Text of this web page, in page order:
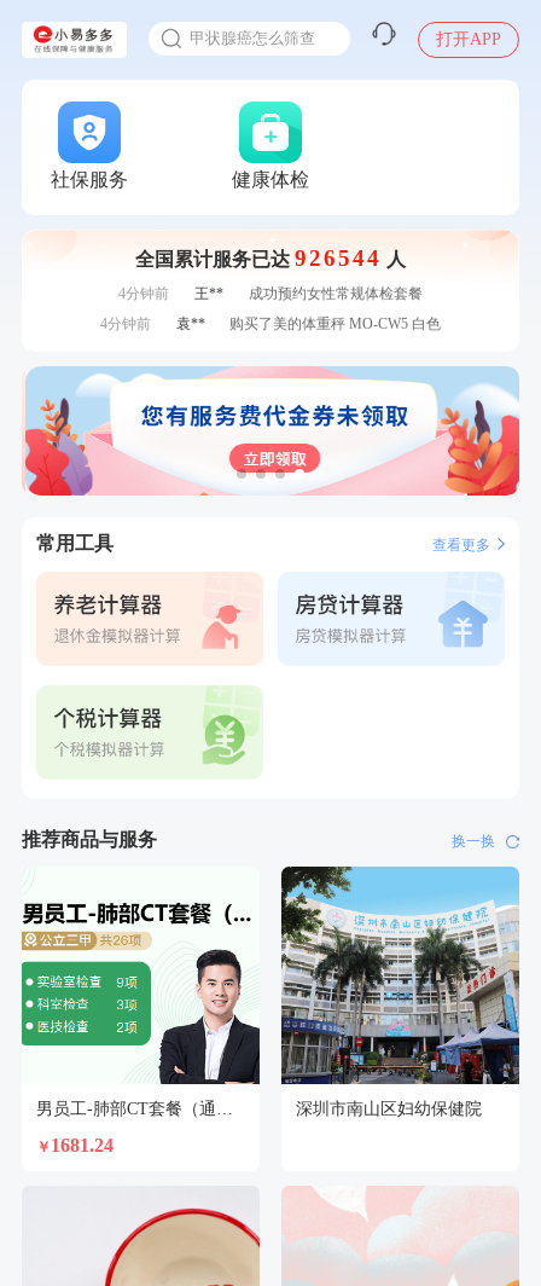
甲状腺癌怎么筛查
打开APP
社保服务 健康体检
全国累计服务已达 926544 人
刚刚
毛**
购买了汤臣倍健多维男士多种维生素矿物质片1.5g*60片*2瓶
成功预约了男性健康套餐
成功预约了男性健康套餐
成功预约了男性健康套餐
1分钟前
购买了宁安堡新疆无核红枣干150g*2
2分钟前
姜**
成功预约了女性VIP体检套餐
4分钟前
王**
成功预约女性常规体检套餐
4分钟前
袁**
购买了美的体重秤 MO-CW5 白色
6分钟前
肖**
成功预约了坐班族体检套餐（男）
7分钟前
董**
成功预约了男性体检套餐
7分钟前
侯**
购买了汤臣倍健水飞蓟葛根丹参片（护肝片）1.02g*120片
刚刚
毛**
购买了汤臣倍健多维男士多种维生素矿物质片1.5g*60片*2瓶
刚刚
毛** 购买了汤臣倍健多维男士多种维生素矿物质片1.5g*60片*2瓶
常用工具 查看更多
推荐商品与服务 换一换
￥ 1681.24
深圳市南山区妇幼保健院